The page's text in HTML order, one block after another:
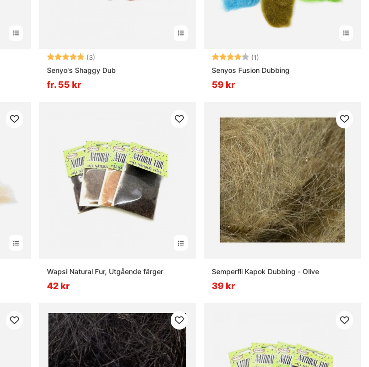
Betyg: (3)
Senyo's Shaggy Dub
fr. 55 kr
Betyg: (1)
Senyos Fusion Dubbing
59 kr
Wapsi Natural Fur, Utgående färger
42 kr
Semperfli Kapok Dubbing - Olive
39 kr